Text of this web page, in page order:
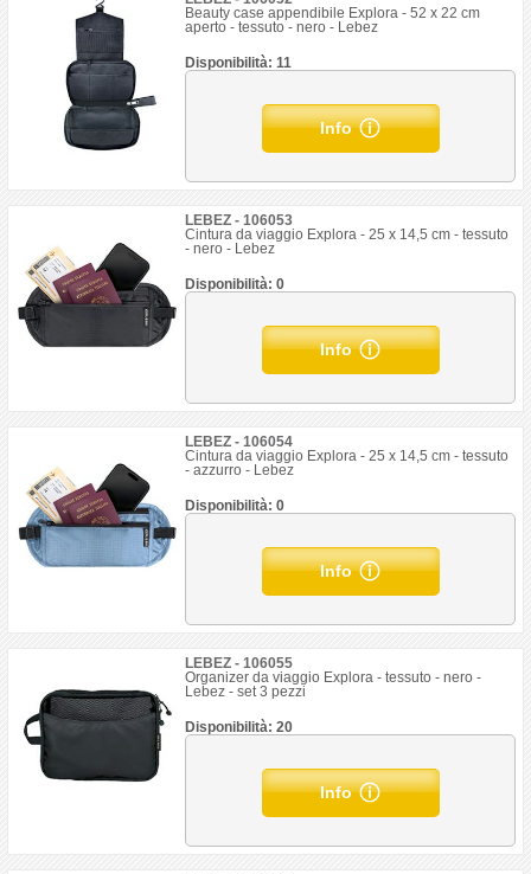
Beauty case appendibile Explora - 52 x 22 cm
aperto - tessuto - nero - Lebez
Disponibilità: 11
Info
LEBEZ - 106053
Cintura da viaggio Explora - 25 x 14,5 cm - tessuto
- nero - Lebez
Disponibilità: 0
Info
LEBEZ - 106054
Cintura da viaggio Explora - 25 x 14,5 cm - tessuto
- azzurro - Lebez
Disponibilità: 0
Info
LEBEZ - 106055
Organizer da viaggio Explora - tessuto - nero -
Lebez - set 3 pezzi
Disponibilità: 20
Info